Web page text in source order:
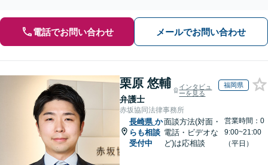
電話でお問い合わせ メールでお問い合わせ
栗原 悠輔
弁護士
インタビュ
ーを見る
福岡県
赤坂協同法律事務所
長崎県 か
らも相談
受付中
面談方法(対面・
電話・ビデオな
ど)は応相談
営業時間：0
9:00~21:00
（平日）